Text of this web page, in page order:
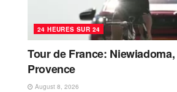
24 HEURES SUR 24
Tour de France:
Provence
August 8, 2026